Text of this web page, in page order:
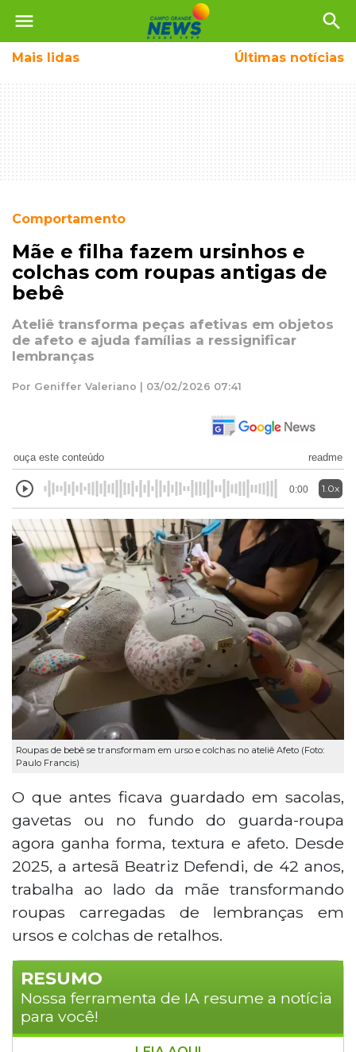
menu search
Mais lidas Últimas notícias
Comportamento
Mãe e filha fazem ursinhos e
colchas com roupas antigas de
bebê
Ateliê transforma peças afetivas em objetos
de afeto e ajuda famílias a ressignificar
lembranças
Por Geniffer Valeriano | 03/02/2026 07:41
ouça este conteúdo readme
0:00 1.0x
Roupas de bebê se transformam em urso e colchas no ateliê Afeto (Foto:
Paulo Francis)
O que antes ficava guardado em sacolas,
gavetas ou no fundo do guarda-roupa
agora ganha forma, textura e afeto. Desde
2025, a artesã Beatriz Defendi, de 42 anos,
trabalha ao lado da mãe transformando
roupas carregadas de lembranças em
ursos e colchas de retalhos.
RESUMO
Nossa ferramenta de IA resume a notícia
para você!